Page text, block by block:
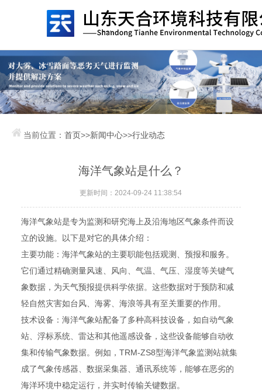
当前位置：首页>>新闻中心>>行业动态
海洋气象站是什么？
更新时间：2024-09-24 11:38:54
海洋气象站是专为监测和研究海上及沿海地区气象条件而设
立的设施。以下是对它的具体介绍：
主要功能：海洋气象站的主要职能包括观测、预报和服务。
它们通过精确测量风速、风向、气温、气压、湿度等关键气
象数据，为天气预报提供科学依据。这些数据对于预防和减
轻自然灾害如台风、海雾、海浪等具有至关重要的作用。
技术设备：海洋气象站配备了多种高科技设备，如自动气象
站、浮标系统、雷达和其他遥感设备，这些设备能够自动收
集和传输气象数据。例如，TRM-ZS8型海洋气象监测站就集
成了气象传感器、数据采集器、通讯系统等，能够在恶劣的
海洋环境中稳定运行，并实时传输关键数据。